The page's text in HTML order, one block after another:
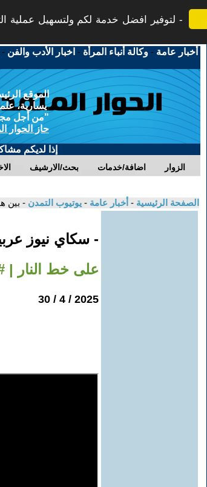
لتوفير افضل خدمة لكم ولتسهيل عملية
أخبار عامة -وكالة أنباء المرأة - اخبار الأدب والفن
الموقع
يسارية،
"من أجل
حاز الحوار
إذا لديكم
بحث/الارشيف اضافة/خدمات الزوار
الصفحة الرئيسية - أخبار عامة - يوتيوب التمدن - بين
- سكاي نيوز
على خط النار |
2025 / 4 / 30